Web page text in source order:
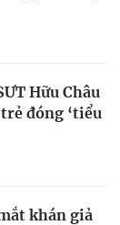
Hữu Châu
đóng ‘tiểu
khán giả